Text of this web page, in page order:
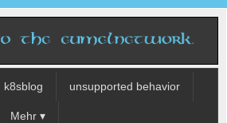
k8sblog unsupported behavior
Mehr ▾